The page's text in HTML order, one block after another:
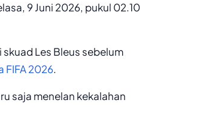
9 Juni 2026, pukul 02.10
Les Bleus sebelum
FIFA 2026.
saja menelan kekalahan